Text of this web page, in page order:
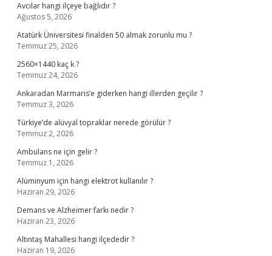
Avcılar hangi ilçeye bağlıdır ?
Ağustos 5, 2026
Atatürk Üniversitesi finalden 50 almak zorunlu mu ?
Temmuz 25, 2026
2560×1440 kaç k ?
Temmuz 24, 2026
Ankaradan Marmaris’e giderken hangi illerden geçilir ?
Temmuz 3, 2026
Türkiye’de alüvyal topraklar nerede görülür ?
Temmuz 2, 2026
Ambulans ne için gelir ?
Temmuz 1, 2026
Alüminyum için hangi elektrot kullanılır ?
Haziran 29, 2026
Demans ve Alzheimer farkı nedir ?
Haziran 23, 2026
Altıntaş Mahallesi hangi ilçededir ?
Haziran 19, 2026